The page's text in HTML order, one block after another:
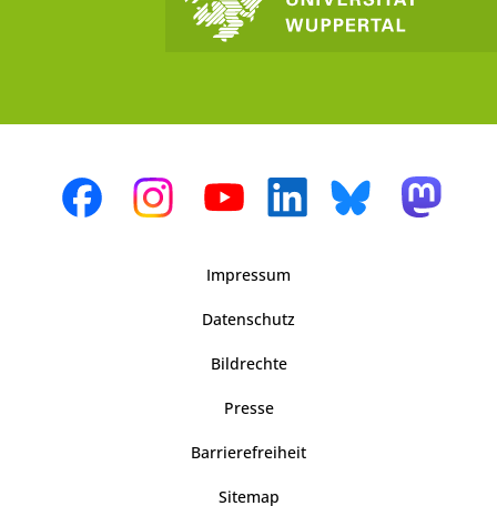
Impressum
Datenschutz
Bildrechte
Presse
Barrierefreiheit
Sitemap